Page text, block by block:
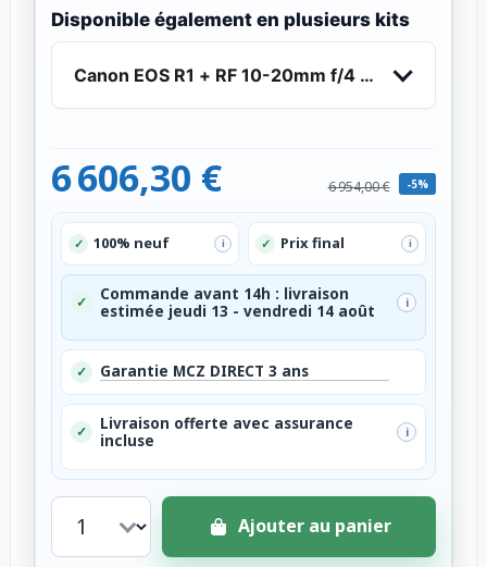
Disponible également en plusieurs kits
Canon EOS R1 + RF 10-20mm f/4 L IS STM
6 606,30 € 6 954,00 € -5%
✓ 100% neuf i ✓ Prix final i
✓
Commande avant 14h : livraison
estimée jeudi 13 - vendredi 14 août
i
✓ Garantie MCZ DIRECT 3 ans
✓
Livraison offerte avec assurance
incluse
i
Ajouter au panier